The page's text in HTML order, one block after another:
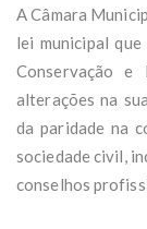
A Câmara
lei municipal
Conservação e
alterações na
da paridade na
sociedade civil,
conselhos